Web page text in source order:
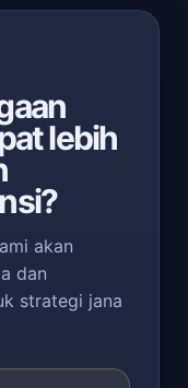
lebih
akan
dan
strategi jana